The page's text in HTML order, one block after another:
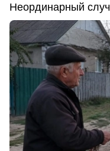
Неординарный